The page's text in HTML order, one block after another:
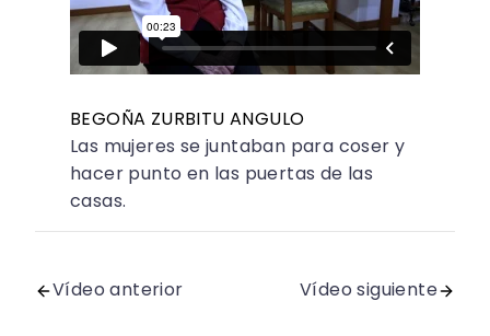
BEGOÑA ZURBITU ANGULO
Las mujeres se juntaban para coser y
hacer punto en las puertas de las
casas.
Vídeo anterior Vídeo siguiente